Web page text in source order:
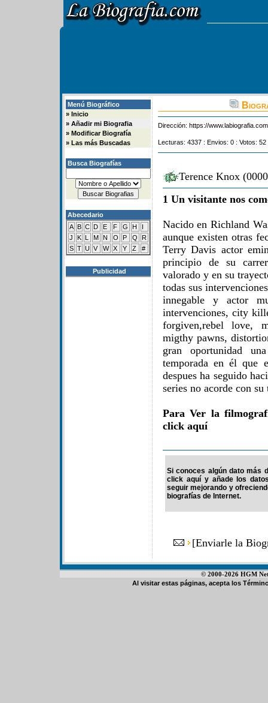
Menú Biográfico
» Inicio
» Añadir mi Biografia
» Modificar Biografía
» Las más Buscadas
Busca Biografías
Abecedario
A B C D E F G H
I
J
K L M N O P Q
R
S T U V W X Y Z #
Publicidad
Dirección: https://
Lecturas: 4337 : Envios: 0 : Votos:
Terence Knox
1 Un visitante nos
Nacido en Richland
aunque existen otras
Terry Davis actor
principio de su
valorado y en su
todas sus
innegable y actor
intervenciones, city
forgiven,rebel love,
migthy pawns,
gran oportunidad
temporada en él que
despues ha seguido
series no acorde con
Para Ver la
click aquí
Si conoces algún dato más
click aquí y añade los
seguir mejorando y
biografías de Internet.
[Enviarle la
© 2000-2026 HGM
Al visitar estas páginas, acepta los